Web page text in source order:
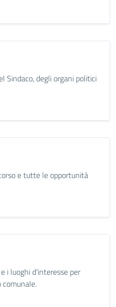
Sindaco, degli organi politici
e tutte le opportunità
i luoghi d'interesse per